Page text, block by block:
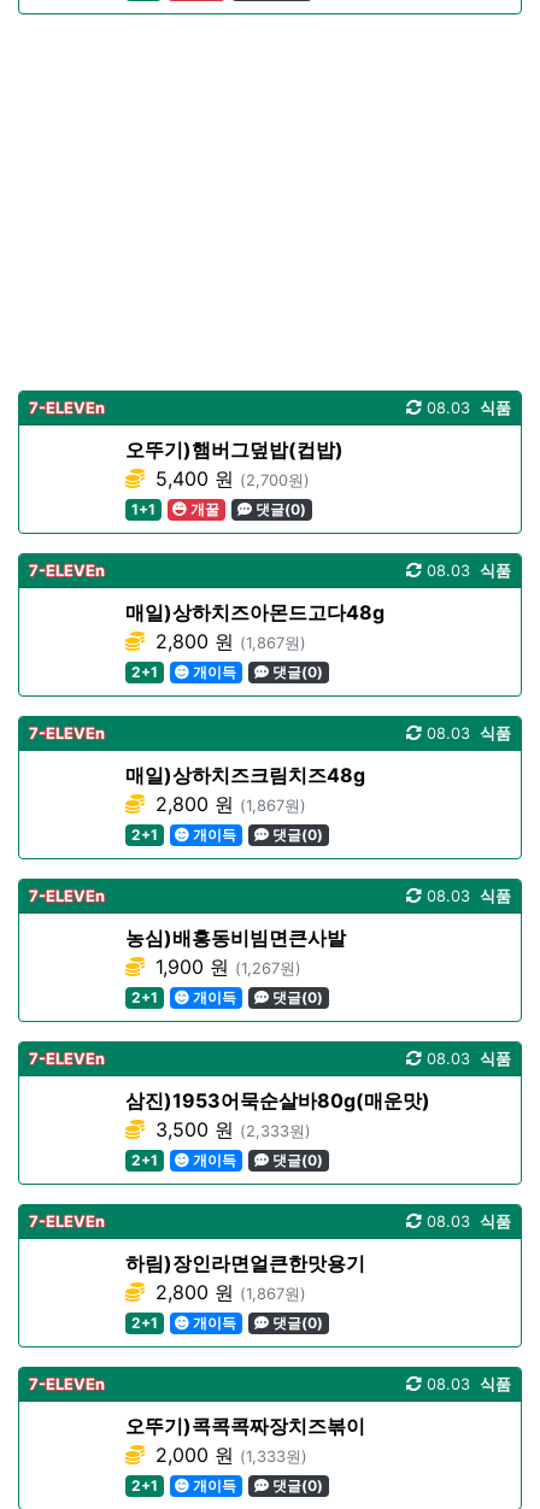
7-ELEVEn 식품
08.03
오뚜기)햄버그덮밥(컵밥)
5,400 원 (2,700원)
1+1
개꿀 댓글(0)
7-ELEVEn 식품
08.03
매일)상하치즈아몬드고다48g
2,800 원 (1,867원)
2+1
개이득 댓글(0)
7-ELEVEn 식품
08.03
매일)상하치즈크림치즈48g
2,800 원 (1,867원)
2+1
개이득 댓글(0)
7-ELEVEn 식품
08.03
농심)배홍동비빔면큰사발
1,900 원 (1,267원)
2+1
개이득 댓글(0)
7-ELEVEn 식품
08.03
삼진)1953어묵순살바80g(매운맛)
3,500 원 (2,333원)
2+1
개이득 댓글(0)
7-ELEVEn 식품
08.03
하림)장인라면얼큰한맛용기
2,800 원 (1,867원)
2+1
개이득 댓글(0)
7-ELEVEn 식품
08.03
오뚜기)콕콕콕짜장치즈볶이
2,000 원 (1,333원)
2+1
개이득 댓글(0)